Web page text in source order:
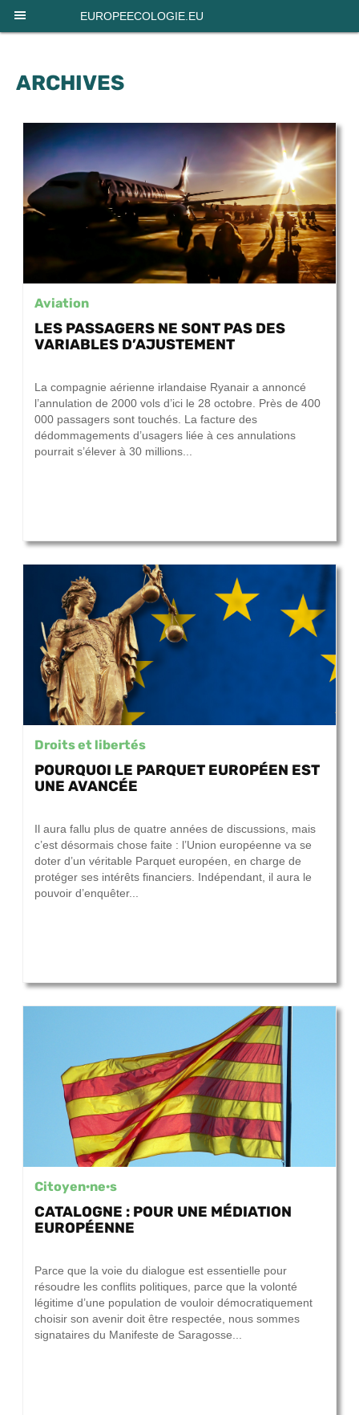
EUROPEECOLOGIE.EU
ARCHIVES
Aviation
LES PASSAGERS NE SONT PAS DES
VARIABLES D’AJUSTEMENT
La compagnie aérienne irlandaise Ryanair a annoncé
l’annulation de 2000 vols d’ici le 28 octobre. Près de 400
000 passagers sont touchés. La facture des
dédommagements d’usagers liée à ces annulations
pourrait s’élever à 30 millions...
Droits et libertés
POURQUOI LE PARQUET EUROPÉEN EST
UNE AVANCÉE
Il aura fallu plus de quatre années de discussions, mais
c’est désormais chose faite : l’Union européenne va se
doter d’un véritable Parquet européen, en charge de
protéger ses intérêts financiers. Indépendant, il aura le
pouvoir d’enquêter...
Citoyen·ne·s
CATALOGNE : POUR UNE MÉDIATION
EUROPÉENNE
Parce que la voie du dialogue est essentielle pour
résoudre les conflits politiques, parce que la volonté
légitime d’une population de vouloir démocratiquement
choisir son avenir doit être respectée, nous sommes
signataires du Manifeste de Saragosse...